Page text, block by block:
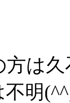
方は
不明